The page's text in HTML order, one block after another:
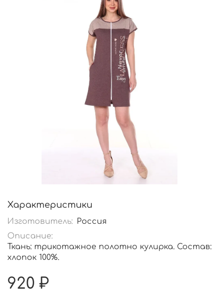
Характеристики
Изготовитель: Россия
Описание:
Ткань: трикотажное полотно кулирка. Состав:
хлопок 100%.
920 ₽